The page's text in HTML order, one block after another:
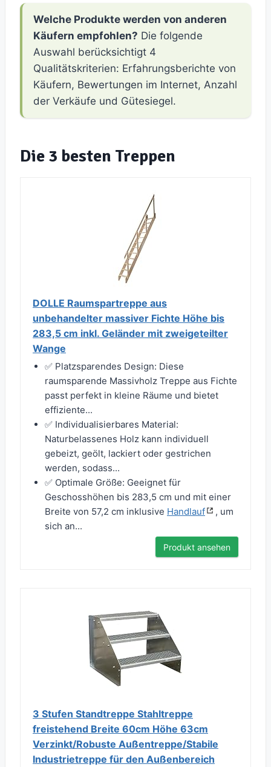
Welche Produkte werden von anderen
Käufern empfohlen? Die folgende
Auswahl berücksichtigt 4
Qualitätskriterien: Erfahrungsberichte von
Käufern, Bewertungen im Internet, Anzahl
der Verkäufe und Gütesiegel.
Die 3 besten Treppen
DOLLE Raumspartreppe aus
unbehandelter massiver Fichte Höhe bis
283,5 cm inkl. Geländer mit zweigeteilter
Wange
✅ Platzsparendes Design: Diese
raumsparende Massivholz Treppe aus Fichte
passt perfekt in kleine Räume und bietet
effiziente...
✅ Individualisierbares Material:
Naturbelassenes Holz kann individuell
gebeizt, geölt, lackiert oder gestrichen
werden, sodass...
✅ Optimale Größe: Geeignet für
Geschosshöhen bis 283,5 cm und mit einer
Breite von 57,2 cm inklusive Handlauf
, um
sich an...
Produkt ansehen
3 Stufen Standtreppe Stahltreppe
freistehend Breite 60cm Höhe 63cm
Verzinkt/Robuste Außentreppe/Stabile
Industrietreppe für den Außenbereich